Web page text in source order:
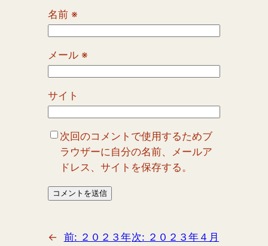
名前 ※
メール ※
サイト
次回のコメントで使用するためブ
ラウザーに自分の名前、メールア
ドレス、サイトを保存する。
← 前: ２０２３年次: ２０２３年４月